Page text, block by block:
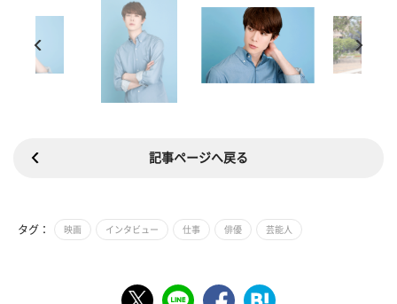
記事ページへ戻る
タグ： 映画 インタビュー 仕事 俳優 芸能人